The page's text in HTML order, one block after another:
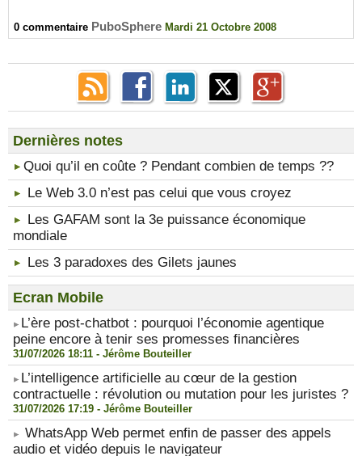
0 commentaire PuboSphere Mardi 21 Octobre 2008
Dernières notes
​Quoi qu’il en coûte ? Pendant combien de temps ??
Le Web 3.0 n’est pas celui que vous croyez
Les GAFAM sont la 3e puissance économique
mondiale
Les 3 paradoxes des Gilets jaunes
Ecran Mobile
​L’ère post-chatbot : pourquoi l’économie agentique
peine encore à tenir ses promesses financières
31/07/2026 18:11 - Jérôme Bouteiller
​L’intelligence artificielle au cœur de la gestion
contractuelle : révolution ou mutation pour les juristes ?
31/07/2026 17:19 - Jérôme Bouteiller
WhatsApp Web permet enfin de passer des appels
audio et vidéo depuis le navigateur